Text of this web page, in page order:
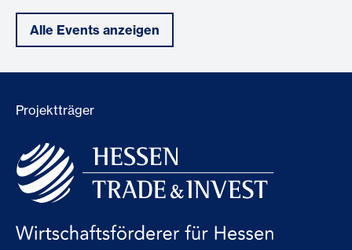
Alle Events anzeigen
Projektträger